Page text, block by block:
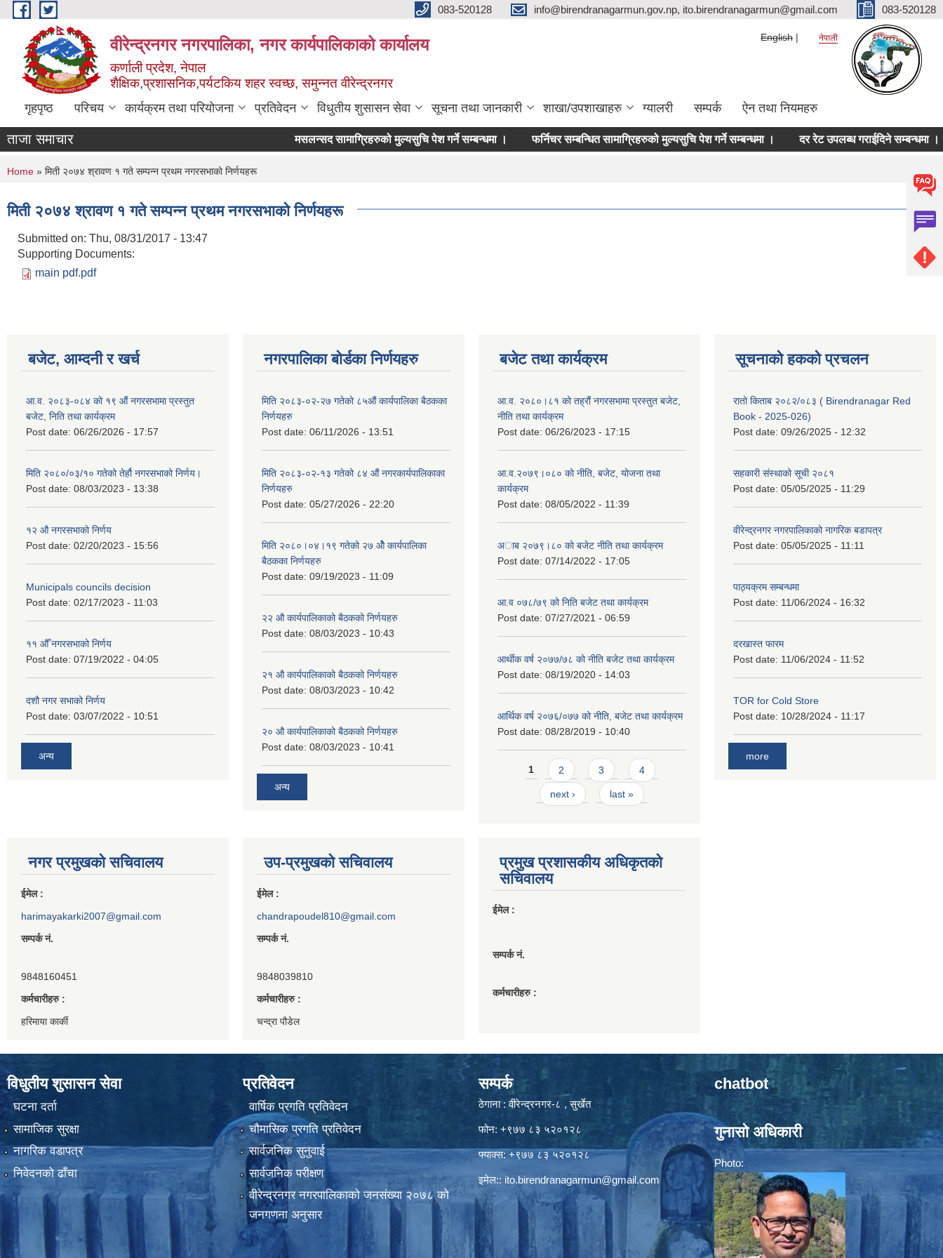
Skip to main content 083-520128 info@birendranagarmun.gov.np, ito.birendranagarmun@gmail.com 083-520128
वीरेन्द्रनगर नगरपालिका, नगर कार्यपालिकाको कार्यालय
कर्णाली प्रदेश, नेपाल
शैक्षिक,प्रशासनिक,पर्यटकिय शहर स्वच्छ, समुन्नत वीरेन्द्रनगर
English नेपाली
गृहपृष्ठ परिचय कार्यक्रम तथा परियोजना प्रतिवेदन विधुतीय शुसासन सेवा सूचना तथा जानकारी शाखा/उपशाखाहरु ग्यालरी सम्पर्क ऐन तथा नियमहरु
ताजा समाचार मसलन्सद सामाग्रिहरुको मुल्यसुचि पेश गर्ने सम्बन्धमा । फर्निचर सम्बन्धित सामाग्रिहरुको मुल्यसुचि पेश गर्ने सम्बन्धमा । दर रेट उपलब्ध गराईदिने सम्बन्धमा ।
You are here
Home » मिती २०७४ श्रावण १ गते सम्पन्न प्रथम नगरसभाकाे निर्णयहरू
मिती २०७४ श्रावण १ गते सम्पन्न प्रथम नगरसभाकाे निर्णयहरू
Submitted on: Thu, 08/31/2017 - 13:47
Supporting Documents:
main pdf.pdf
बजेट, आम्दनी र खर्च
आ.व. २०८३-०८४ को १९ औं नगरसभामा प्रस्तुत
बजेट, निति तथा कार्यक्रम
Post date: 06/26/2026 - 17:57
मिति २०८०/०३/१० गतेको तेर्हौ नगरसभाको निर्णय।
Post date: 08/03/2023 - 13:38
१२ औ नगरसभाको निर्णय
Post date: 02/20/2023 - 15:56
Municipals councils decision
Post date: 02/17/2023 - 11:03
११ ‌औँ नगरसभाको निर्णय
Post date: 07/19/2022 - 04:05
दशौ नगर सभाको निर्णय
Post date: 03/07/2022 - 10:51
अन्य
नगरपालिका बोर्डका निर्णयहरु
मिति २०८३-०२-२७ गतेको ८५औं कार्यपालिका बैठकका
निर्णयहरु
Post date: 06/11/2026 - 13:51
मिति २०८३-०२-१३ गतेको ८४ औं नगरकार्यपालिकाका
निर्णयहरु
Post date: 05/27/2026 - 22:20
मिति २०८०।०४।१९ गतेको २७ ‌‍‌ओेै कार्यपालिका
बैठकका निर्णयहरु
Post date: 09/19/2023 - 11:09
२‍२ औ कार्यपालिकाको बैठकको निर्णयहरु
Post date: 08/03/2023 - 10:43
२‍१ औ कार्यपालिकाको बैठकको निर्णयहरु
Post date: 08/03/2023 - 10:42
२‍० औ कार्यपालिकाको बैठकको निर्णयहरु
Post date: 08/03/2023 - 10:41
अन्य
बजेट तथा कार्यक्रम
आ.व. २०८०।८१ को तह्रौं नगरसभामा प्रस्तुत बजेट,
नीति तथा कार्यक्रम
Post date: 06/26/2023 - 17:15
आ.व.२०७९।०८० को नीति, बजेट, योजना तथा
कार्यक्रम
Post date: 08/05/2022 - 11:39
अाब २०७९।८० काे बजेट नीति तथा कार्यक्रम
Post date: 07/14/2022 - 17:05
आ.व ०७८/७९ को निति बजेट तथा कार्यक्रम
Post date: 07/27/2021 - 06:59
आर्थीक वर्ष २०७७/७८ को नीति बजेट तथा कार्यक्रम
Post date: 08/19/2020 - 14:03
आर्थिक वर्ष २०७६/०७७ को नीति, बजेट तथा कार्यक्रम
Post date: 08/28/2019 - 10:40
Pages
1 2 3 4
next › last »
सूचनाको हकको प्रचलन
रातो किताब २०८२/०८३ ( Birendranagar Red
Book - 2025-026)
Post date: 09/26/2025 - 12:32
सहकारी संस्थाको सूची २०८१
Post date: 05/05/2025 - 11:29
वीरेन्द्रनगर नगरपालिकाको नागरिक बडापत्र
Post date: 05/05/2025 - 11:11
पाठ्यक्रम सम्बन्धमा
Post date: 11/06/2024 - 16:32
दरखास्त फारम
Post date: 11/06/2024 - 11:52
TOR for Cold Store
Post date: 10/28/2024 - 11:17
more
नगर प्रमुखको सचिवालय
ईमेल :
harimayakarki2007@gmail.com
सम्पर्क नं.
9848160451
कर्मचारीहरु :
हरिमाया कार्की
उप-प्रमुखको सचिवालय
ईमेल :
chandrapoudel810@gmail.com
सम्पर्क नं.
9848039810
कर्मचारीहरु :
चन्द्रा पौडेल
प्रमुख प्रशासकीय अधिकृतको
सचिवालय
ईमेल :
सम्पर्क नं.
कर्मचारीहरु :
विधुतीय शुसासन सेवा
घटना दर्ता
सामाजिक सुरक्षा
नागरिक वडापत्र
निवेदनको ढाँचा
प्रतिवेदन
वार्षिक प्रगति प्रतिवेदन
चौमासिक प्रगति प्रतिवेदन
सार्वजनिक सुनुवाई
सार्वजनिक परीक्षण
वीरेन्द्रनगर नगरपालिकाकाे जनसंख्या २०७८ काे
जनगणना अनुसार
सम्पर्क
ठेगाना : वीरेन्द्रनगर-८ , सुर्खेत
फोन: +९७७ ८३ ५२०१२८
फ्याक्स: +९७७ ८३ ५२०१२८
इमेल:: ito.birendranagarmun@gmail.com
chatbot
गुनासो अधिकारी
Photo: